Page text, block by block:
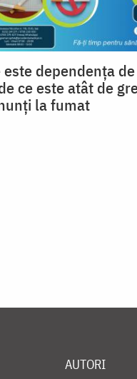
este dependența
ce este atât de
la fumat
AUTORI